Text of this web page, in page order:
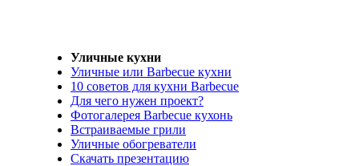
Уличные кухни
Уличные или Barbecue кухни
10 советов для кухни Barbecue
Для чего нужен проект?
Фотогалерея Barbecue кухонь
Встраиваемые грили
Уличные обогреватели
Скачать презентацию